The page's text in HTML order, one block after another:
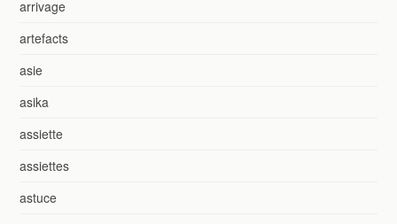
arrivage
artefacts
asie
asika
assiette
assiettes
astuce